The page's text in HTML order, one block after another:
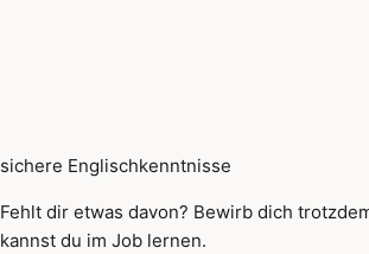
sichere Englischkenntnisse
Fehlt dir etwas davon? Bewirb dich
kannst du im Job lernen.